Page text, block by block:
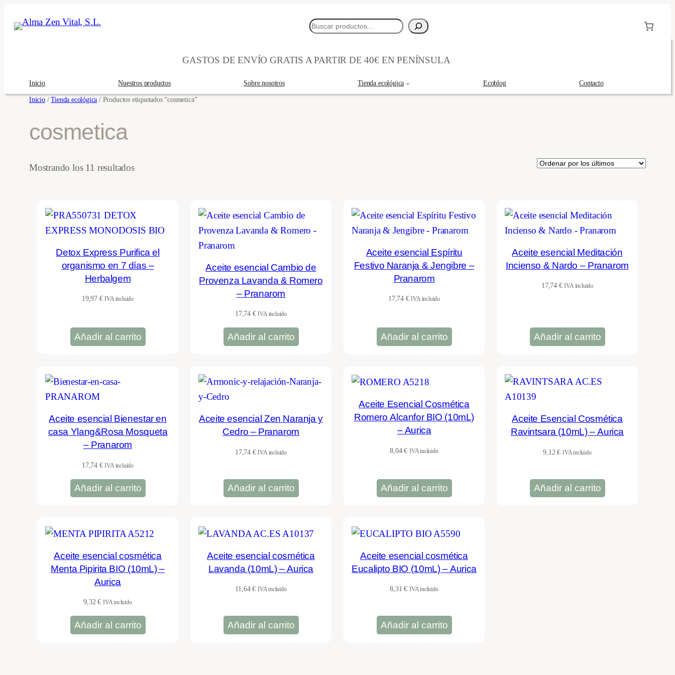
Buscar
GASTOS DE ENVÍO GRATIS A PARTIR DE 40€ EN PENÍNSULA
Inicio Nuestros productos Sobre nosotros Tienda ecológica Ecoblog Contacto
Inicio/Tienda ecológica / Productos etiquetados “cosmetica”
cosmetica
Mostrando los 11 resultadosOrdenado
últimos
Detox Express Purifica el
organismo en 7 días –
Herbalgem
19,97 € IVA incluido
Añadir al carrito
Aceite esencial Cambio de
Provenza Lavanda & Romero
– Pranarom
17,74 € IVA incluido
Añadir al carrito
Aceite esencial Espíritu
Festivo Naranja & Jengibre –
Pranarom
17,74 € IVA incluido
Añadir al carrito
Aceite esencial Meditación
Incienso & Nardo – Pranarom
17,74 € IVA incluido
Añadir al carrito
Aceite esencial Bienestar en
casa Ylang&Rosa Mosqueta
– Pranarom
17,74 € IVA incluido
Añadir al carrito
Aceite esencial Zen Naranja y
Cedro – Pranarom
17,74 € IVA incluido
Añadir al carrito
Aceite Esencial Cosmética
Romero Alcanfor BIO (10mL)
– Aurica
8,04€ IVA incluido
Añadir al carrito
Aceite Esencial Cosmética
Ravintsara (10mL) – Aurica
9,12€ IVA incluido
Añadir al carrito
Aceite esencial cosmética
Menta Pipirita BIO (10mL) –
Aurica
9,32€ IVA incluido
Añadir al carrito
Aceite esencial cosmética
Lavanda (10mL) – Aurica
11,64€ IVA incluido
Añadir al carrito
Aceite esencial cosmética
Eucalipto BIO (10mL) – Aurica
8,31€ IVA incluido
Añadir al carrito